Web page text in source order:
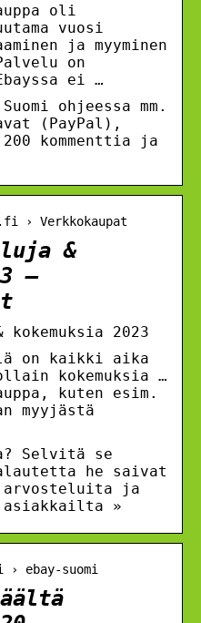
oli
vuosi
ja myyminen
on
ei …
ohjeessa mm.
(PayPal),
kommenttia ja
› Verkkokaupat
&
–
2023
on kaikki aika
kokemuksia …
kuten esim.
myyjästä
Selvitä se
he saivat
arvosteluita ja
asiakkailta »
ebay-suomi